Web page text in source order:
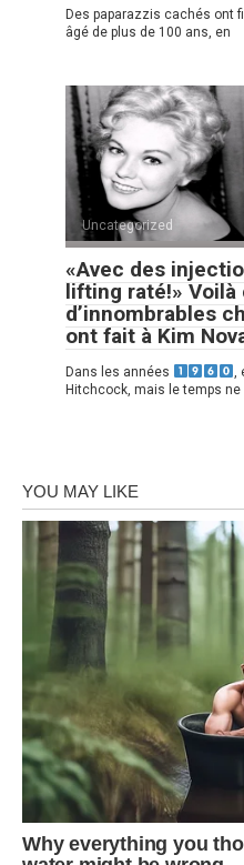
Des paparazzis cachés ont
âgé de plus de 100 ans, en
Uncategorized
«Avec des
lifting raté!» Voilà
d’innombrables
ont fait à Kim
Dans les années
,
Hitchcock, mais le temps ne